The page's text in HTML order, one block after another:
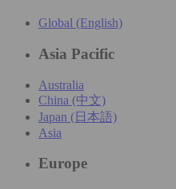
Global (English)
Asia Pacific
Australia
China (中文)
Japan (日本語)
Asia
Europe